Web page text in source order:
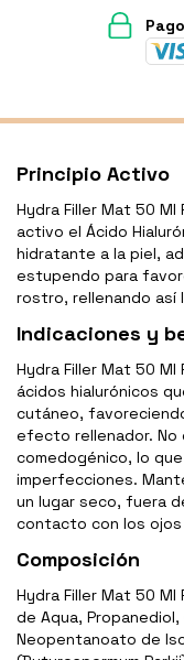
Principio Activo
Hydra Filler Mat 50
activo el Ácido
hidratante a la piel,
estupendo para
rostro, rellenando así
Indicaciones y
Hydra Filler Mat 50
ácidos hialurónicos
cutáneo,
efecto rellenador. No
comedogénico, lo
imperfecciones.
un lugar seco, fuera
contacto con los ojos
Composición
Hydra Filler Mat 50
de Aqua,
Neopentanoato de